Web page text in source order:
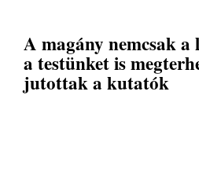
A magány nemcsak
a testünket is
jutottak a kutatók